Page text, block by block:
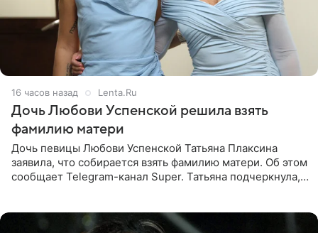
16 часов назад Lenta.Ru
Дочь Любови Успенской решила взять
фамилию матери
Дочь певицы Любови Успенской Татьяна Плаксина
заявила, что собирается взять фамилию матери. Об этом
сообщает Telegram-канал Super. Татьяна подчеркнула,